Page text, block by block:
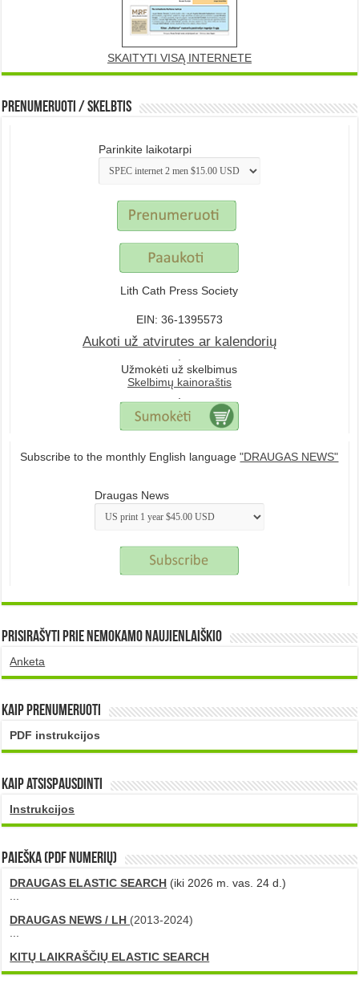
SKAITYTI VISĄ INTERNETE
Prenumeruoti / Skelbtis
Parinkite laikotarpi
Lith Cath Press Society
EIN: 36-1395573
Aukoti už atvirutes ar kalendorių
.
Užmokėti už skelbimus
Skelbimų kainoraštis
.
Subscribe to the monthly English language"DRAUGAS NEWS"
Draugas News
Prisirašyti prie nemokamo naujienlaiškio
Anketa
Kaip prenumeruoti
PDF instrukcijos
Kaip atsispausdinti
Instrukcijos
PAIEŠKA (PDF numerių)
DRAUGAS ELASTIC SEARCH (iki 2026 m. vas. 24 d.)
DRAUGAS NEWS / LH (2013-2024)
KITŲ LAIKRAŠČIŲ ELASTIC SEARCH